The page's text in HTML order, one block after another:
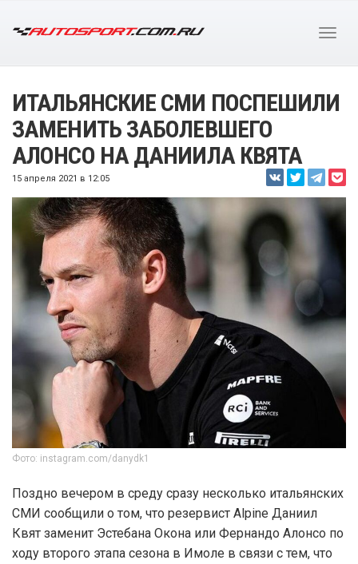
ИТАЛЬЯНСКИЕ СМИ ПОСПЕШИЛИ
ЗАМЕНИТЬ ЗАБОЛЕВШЕГО
АЛОНСО НА ДАНИИЛА КВЯТА
15 апреля 2021 в 12:05
Фото: instagram.com/danydk1
Поздно вечером в среду сразу несколько итальянских
СМИ сообщили о том, что резервист Alpine Даниил
Квят заменит Эстебана Окона или Фернандо Алонсо по
ходу второго этапа сезона в Имоле в связи с тем, что